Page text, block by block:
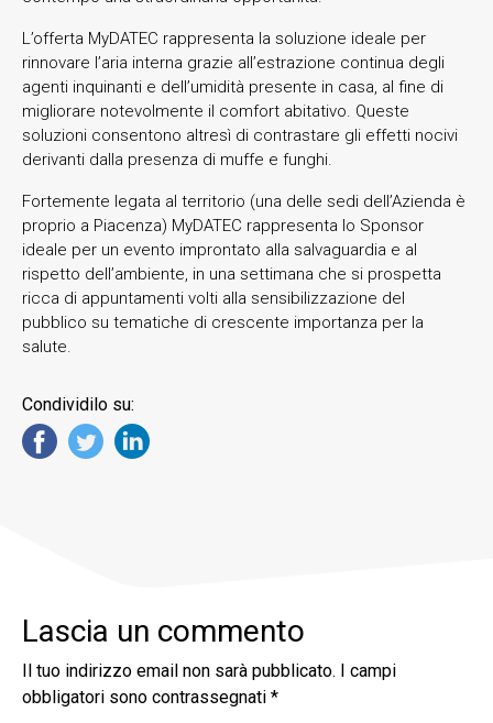
L’offerta MyDATEC rappresenta la soluzione ideale per
rinnovare l’aria interna grazie all’estrazione continua degli
agenti inquinanti e dell’umidità presente in casa, al fine di
migliorare notevolmente il comfort abitativo. Queste
soluzioni consentono altresì di contrastare gli effetti nocivi
derivanti dalla presenza di muffe e funghi.
Fortemente legata al territorio (una delle sedi dell’Azienda è
proprio a Piacenza) MyDATEC rappresenta lo Sponsor
ideale per un evento improntato alla salvaguardia e al
rispetto dell’ambiente, in una settimana che si prospetta
ricca di appuntamenti volti alla sensibilizzazione del
pubblico su tematiche di crescente importanza per la
salute.
Condividilo su:
Lascia un commento
Il tuo indirizzo email non sarà pubblicato.
I campi
obbligatori sono contrassegnati *